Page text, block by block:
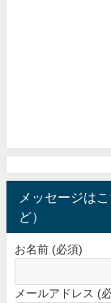
メッセージは
ど）
お名前 (必須)
メールアドレス (